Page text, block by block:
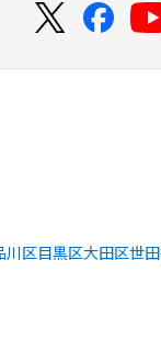
川区目黒区大田区世